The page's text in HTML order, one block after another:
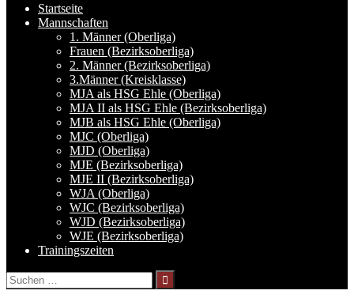
Startseite
Mannschaften
1. Männer (Oberliga)
Frauen (Bezirksoberliga)
2. Männer (Bezirksoberliga)
3.Männer (Kreisklasse)
MJA als HSG Ehle (Oberliga)
MJA II als HSG Ehle (Bezirksoberliga)
MJB als HSG Ehle (Oberliga)
MJC (Oberliga)
MJD (Oberliga)
MJE (Bezirksoberliga)
MJE II (Bezirksoberliga)
WJA (Oberliga)
WJC (Bezirksoberliga)
WJD (Bezirksoberliga)
WJE (Bezirksoberliga)
Trainingszeiten
Suchen
nach: